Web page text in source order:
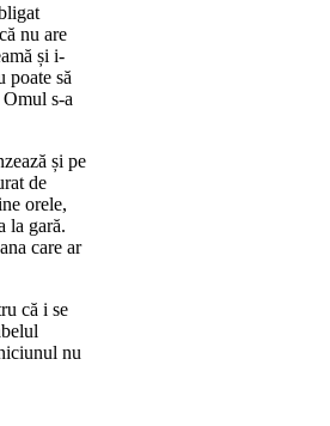
nu are
și i-
poate să
s-a
și pe
de
orele,
la gară.
care ar
că i se
nu